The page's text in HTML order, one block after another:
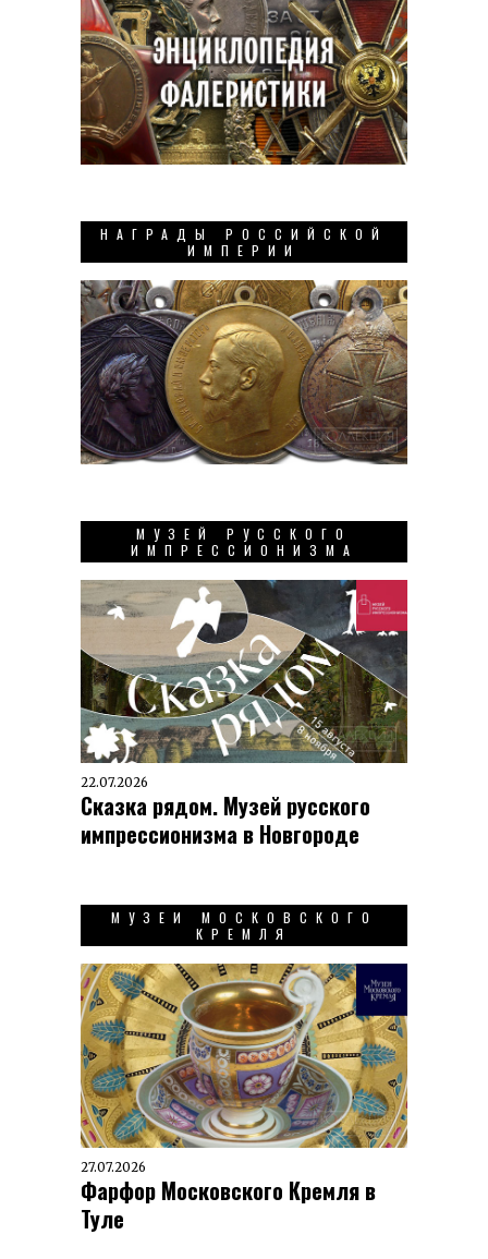
НАГРАДЫ РОССИЙСКОЙ
ИМПЕРИИ
МУЗЕЙ РУССКОГО
ИМПРЕССИОНИЗМА
22.07.2026
Сказка рядом. Музей русского
импрессионизма в Новгороде
МУЗЕИ МОСКОВСКОГО
КРЕМЛЯ
27.07.2026
Фарфор Московского Кремля в
Туле